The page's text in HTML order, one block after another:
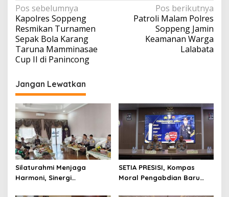
Navigasi
pos
Pos sebelumnya
Kapolres Soppeng
Resmikan Turnamen
Sepak Bola Karang
Taruna Mamminasae
Cup II di Panincong
Pos berikutnya
Patroli Malam Polres
Soppeng Jamin
Keamanan Warga
Lalabata
Jangan Lewatkan
Silaturahmi Menjaga
Harmoni, Sinergi
SETIA PRESISI, Kompas
Moral Pengabdian Baru